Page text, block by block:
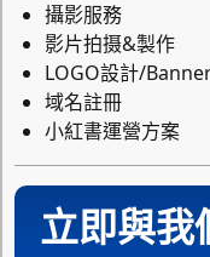
攝影服務
影片拍摄&製作
LOGO設計/
域名註冊
小紅書運營方案
立即與我